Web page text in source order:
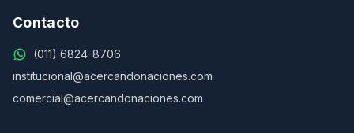
Contacto
(011) 6824-8706
institucional@acercandonaciones.com
comercial@acercandonaciones.com